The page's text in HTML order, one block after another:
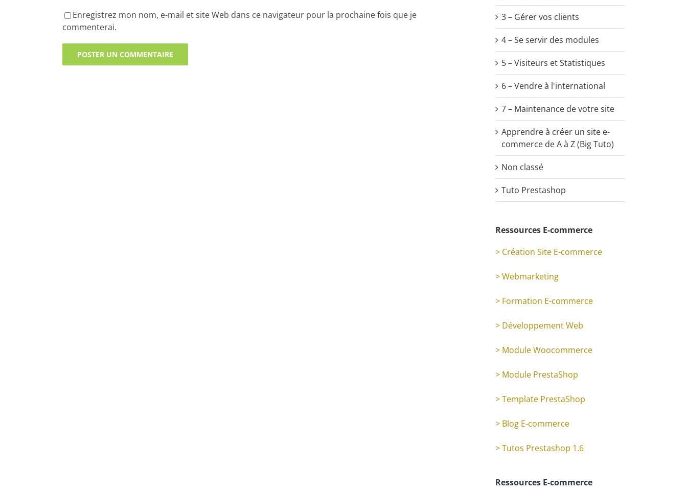
Enregistrez mon nom, e-mail et site Web dans ce navigateur pour la prochaine fois que je
commenterai.
3 – Gérer vos clients
4 – Se servir des modules
5 – Visiteurs et Statistiques
6 – Vendre à l'international
7 – Maintenance de votre site
Apprendre à créer un site e-
commerce de A à Z (Big Tuto)
Non classé
Tuto Prestashop
Ressources E-commerce
> Création Site E-commerce
> Webmarketing
> Formation E-commerce
> Développement Web
> Module Woocommerce
> Module PrestaShop
> Template PrestaShop
> Blog E-commerce
> Tutos Prestashop 1.6
Ressources E-commerce